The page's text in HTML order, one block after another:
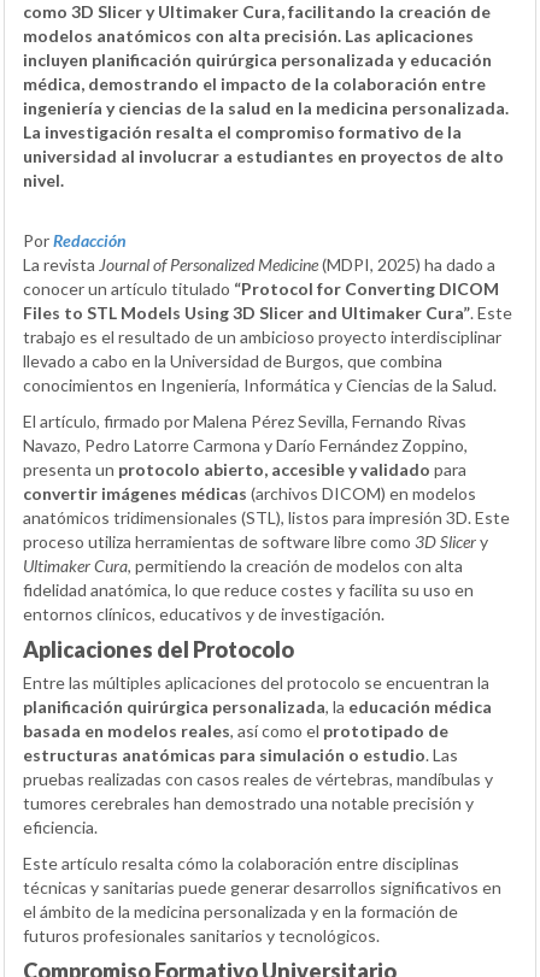
como 3D Slicer y Ultimaker Cura, facilitando la creación de
modelos anatómicos con alta precisión. Las aplicaciones
incluyen planificación quirúrgica personalizada y educación
médica, demostrando el impacto de la colaboración entre
ingeniería y ciencias de la salud en la medicina personalizada.
La investigación resalta el compromiso formativo de la
universidad al involucrar a estudiantes en proyectos de alto
nivel.
PorRedacción
La revista Journal of Personalized Medicine(MDPI, 2025) ha dado a
conocer un artículo titulado “Protocol for Converting DICOM
Files to STL Models Using 3D Slicer and Ultimaker Cura”. Este
trabajo es el resultado de un ambicioso proyecto interdisciplinar
llevado a cabo en la Universidad de Burgos, que combina
conocimientos en Ingeniería, Informática y Ciencias de la Salud.
El artículo, firmado por Malena Pérez Sevilla, Fernando Rivas
Navazo, Pedro Latorre Carmona y Darío Fernández Zoppino,
presenta un protocolo abierto, accesible y validado para
convertir imágenes médicas (archivos DICOM) en modelos
anatómicos tridimensionales (STL), listos para impresión 3D. Este
proceso utiliza herramientas de software libre como 3D Slicery
Ultimaker Cura, permitiendo la creación de modelos con alta
fidelidad anatómica, lo que reduce costes y facilita su uso en
entornos clínicos, educativos y de investigación.
Aplicaciones del Protocolo
Entre las múltiples aplicaciones del protocolo se encuentran la
planificación quirúrgica personalizada, la educación médica
basada en modelos reales, así como el prototipado de
estructuras anatómicas para simulación o estudio. Las
pruebas realizadas con casos reales de vértebras, mandíbulas y
tumores cerebrales han demostrado una notable precisión y
eficiencia.
Este artículo resalta cómo la colaboración entre disciplinas
técnicas y sanitarias puede generar desarrollos significativos en
el ámbito de la medicina personalizada y en la formación de
futuros profesionales sanitarios y tecnológicos.
Compromiso Formativo Universitario